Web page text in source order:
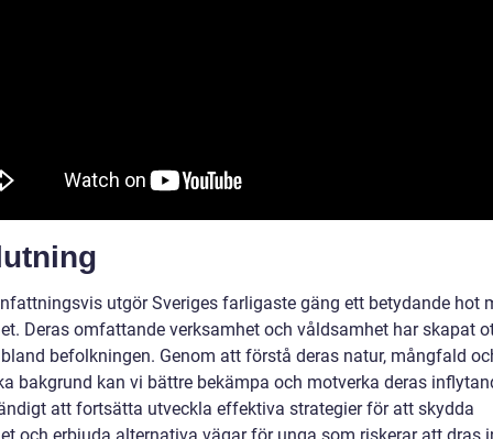
utgör Sveriges farligaste gäng ett betydande hot
Deras omfattande verksamhet och våldsamhet har skapat
befolkningen. Genom att förstå deras natur, mångfald
bakgrund kan vi bättre bekämpa och motverka deras
att fortsätta utveckla effektiva strategier för att skydda